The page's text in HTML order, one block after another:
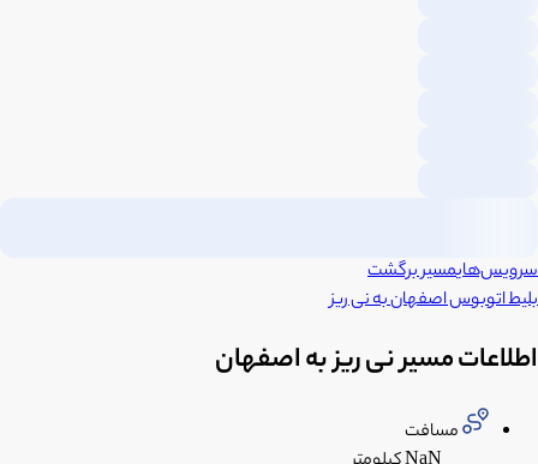
سرویس‌هایمسیر برگشت
بلیط اتوبوساصفهانبهنی ریز
اطلاعات مسیر نی ریز به اصفهان
مسافت